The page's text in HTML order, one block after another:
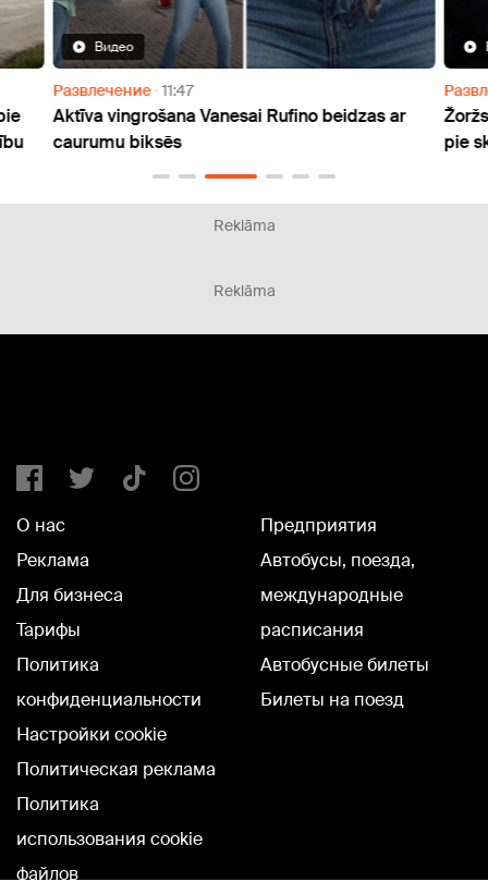
Видео
Развлечение 11:47
Aktīva vingrošana Vanesai Rufino beidzas ar
caurumu biksēs
pie
Reklāma
Reklāma
О нас
Реклама
Для бизнеса
Тарифы
Политика
конфиденциальности
Настройки cookie
Политическая реклама
Политика
использования cookie
файлов
Предприятия
Автобусы, поезда,
международные
расписания
Автобусные билеты
Билеты на поезд